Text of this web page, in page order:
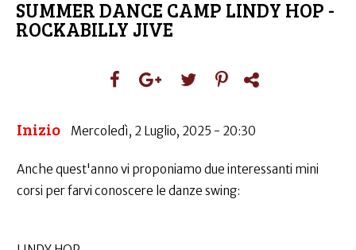
SUMMER DANCE CAMP LINDY HOP -
ROCKABILLY JIVE
Inizio Mercoledì, 2 Luglio, 2025 - 20:30
Anche quest'anno vi proponiamo due interessanti mini
corsi per farvi conoscere le danze swing: